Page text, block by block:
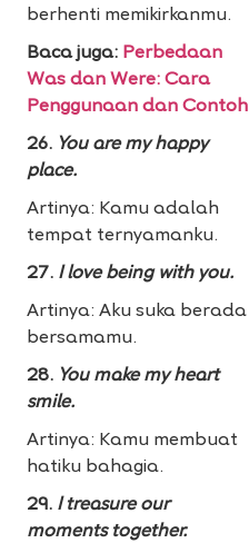
berhenti memikirkanmu.
Baca juga: Perbedaan
Was dan Were: Cara
Penggunaan dan Contoh
26. You are my happy
place.
Artinya: Kamu adalah
tempat ternyamanku.
27. I love being with you.
Artinya: Aku suka berada
bersamamu.
28. You make my heart
smile.
Artinya: Kamu membuat
hatiku bahagia.
29. I treasure our
moments together.